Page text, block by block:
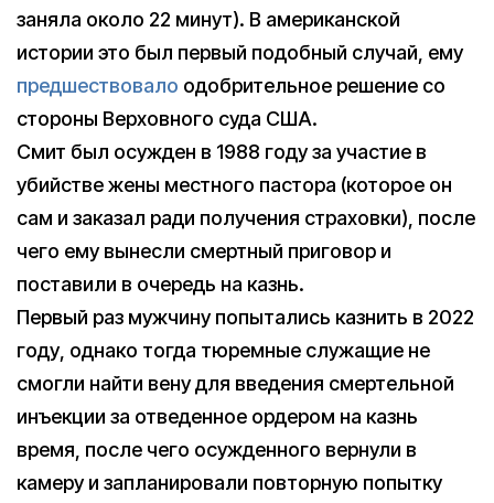
заняла около 22 минут). В американской
истории это был первый подобный случай, ему
предшествовало одобрительное решение со
стороны Верховного суда США.
Смит был осужден в 1988 году за участие в
убийстве жены местного пастора (которое он
сам и заказал ради получения страховки), после
чего ему вынесли смертный приговор и
поставили в очередь на казнь.
Первый раз мужчину попытались казнить в 2022
году, однако тогда тюремные служащие не
смогли найти вену для введения смертельной
инъекции за отведенное ордером на казнь
время, после чего осужденного вернули в
камеру и запланировали повторную попытку